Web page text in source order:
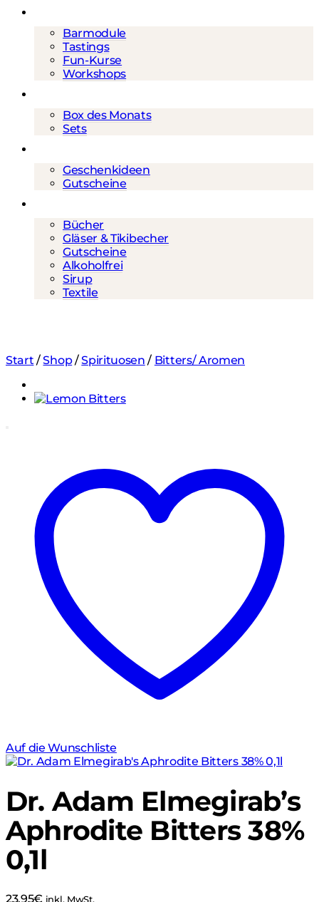
Barmodule
Tastings
Fun-Kurse
Workshops
Box des Monats
Sets
Geschenkideen
Gutscheine
Bücher
Gläser & Tikibecher
Gutscheine
Alkoholfrei
Sirup
Textile
Start /Shop/Spirituosen / Bitters/ Aromen
Auf die Wunschliste
Dr. Adam Elmegirab’s
Aphrodite Bitters 38%
0,1l
23,95€ inkl. MwSt.